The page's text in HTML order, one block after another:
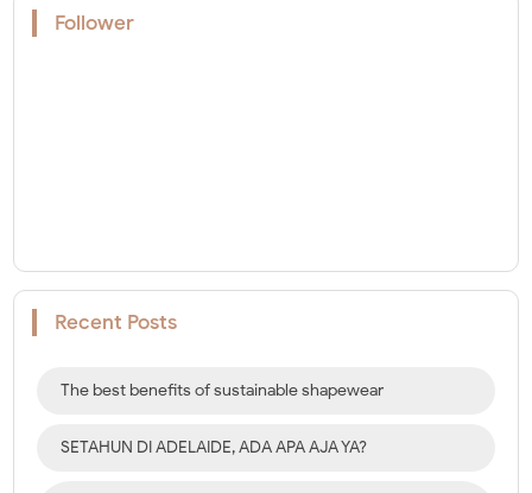
Follower
Recent Posts
The best benefits of sustainable shapewear
SETAHUN DI ADELAIDE, ADA APA AJA YA?